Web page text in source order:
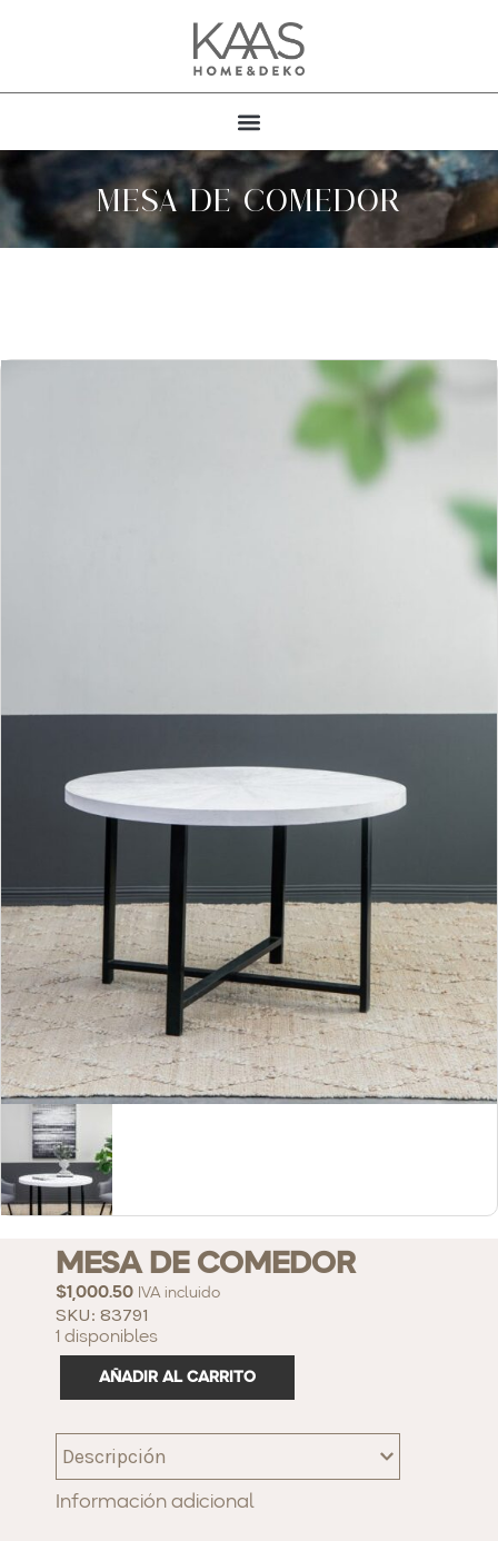
MESA DE COMEDOR
MESA DE COMEDOR
$1,000.50 IVA incluido
SKU: 83791
1 disponibles
AÑADIR AL CARRITO
Descripción
Información adicional